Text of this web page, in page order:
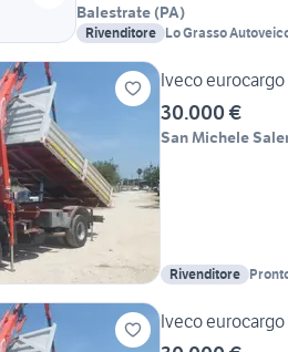
Balestrate (PA)
Rivenditore Lo Grasso
Iveco
30.000 €
San Michele
Rivenditore
Iveco